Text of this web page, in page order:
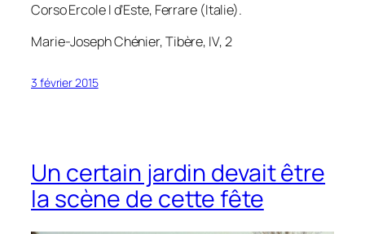
Corso Ercole I d’Este, Ferrare (Italie).
Marie-Joseph Chénier,Tibère, IV, 2
3 février 2015
Un certain jardin devait être
la scène de cette fête